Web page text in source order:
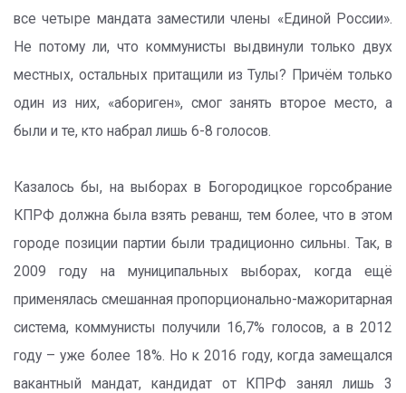
все четыре мандата заместили члены «Единой России».
Не потому ли, что коммунисты выдвинули только двух
местных, остальных притащили из Тулы? Причём только
один из них, «абориген», смог занять второе место, а
были и те, кто набрал лишь 6-8 голосов.
Казалось бы, на выборах в Богородицкое горсобрание
КПРФ должна была взять реванш, тем более, что в этом
городе позиции партии были традиционно сильны. Так, в
2009 году на муниципальных выборах, когда ещё
применялась смешанная пропорционально-мажоритарная
система, коммунисты получили 16,7% голосов, а в 2012
году – уже более 18%. Но к 2016 году, когда замещался
вакантный мандат, кандидат от КПРФ занял лишь 3